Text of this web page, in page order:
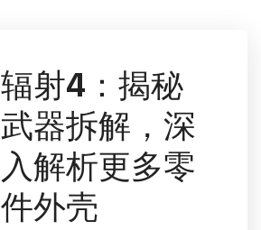
辐射4：揭秘
武器拆解，深
入解析更多零
件外壳